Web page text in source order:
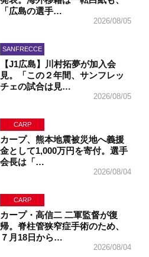
「広島の選手…
2026/08/05
SANFRECCE
【J1広島】川村拓夢が加入会
見。「この２年間、サンフレッ
チェの試合は見…
2026/08/05
CARP
カープ、熊本地震被災地へ義援
金として1,000万円を寄付。選手
会長は「…
2026/08/04
CARP
カープ・高信二 二軍監督が復
帰。脊柱管狭窄症手術のため、
７月18日から…
2026/08/04